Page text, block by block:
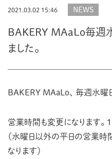
2021.03.02 15:46 NEWS
BAKERY MAaLo毎週
ました。
BAKERY MAaLo、 毎週水曜
営業時間も変更になります。
（水曜日以外の平日の営業時
なります）